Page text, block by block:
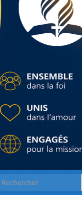
Search for: